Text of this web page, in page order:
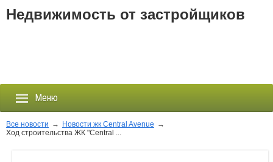
Недвижимость от застройщиков
Меню
Все новости → Новости жк Central Avenue →
Ход строительства ЖК "Central ...